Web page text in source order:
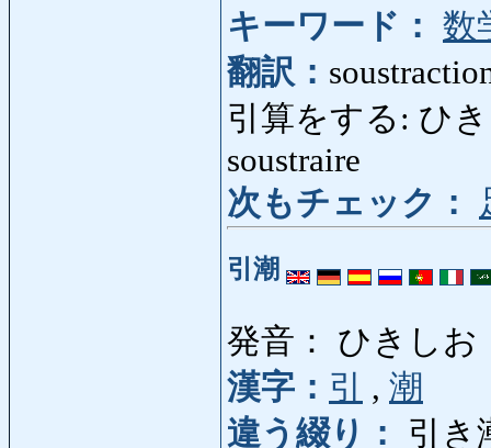
キーワード： 数
翻訳：
引算をする: ひ
soustraire
次もチェック：
引潮
発音： ひきしお
漢字： 引 , 潮
違う綴り：
引き